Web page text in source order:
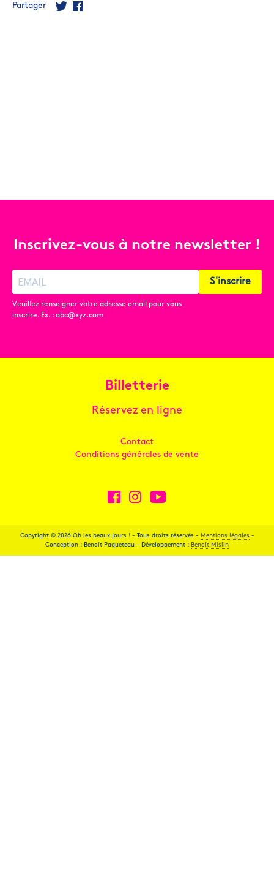
Partager
Inscrivez-vous à notre newsletter !
Veuillez renseigner votre adresse email pour vous
inscrire. Ex. : abc@xyz.com
S'inscrire
Billetterie
Réservez en ligne
Contact
Conditions générales de vente
Copyright © 2026 Oh les beaux jours ! - Tous droits réservés - Mentions légales -
Conception : Benoît Paqueteau - Développement : Benoît Mislin